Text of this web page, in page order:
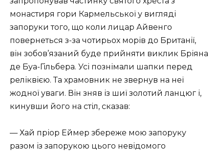
монастиря гори Кармельської у вигляді
запоруки того, що коли лицар Айвенго
повернеться з-за чотирьох морів до Британії,
він зобов’язаний буде прийняти виклик Бріяна
де Буа-Гільбера. Усі познімали шапки перед
реліквією. Та храмовник не звернув на неї
жодної уваги. Він зняв із шиї золотий ланцюг і,
кинувши його на стіл, сказав:
— Хай пріор Еймер збереже мою запоруку
разом із запорукою цього невідомого